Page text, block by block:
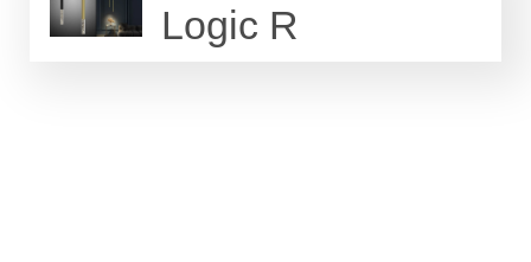
Logic R